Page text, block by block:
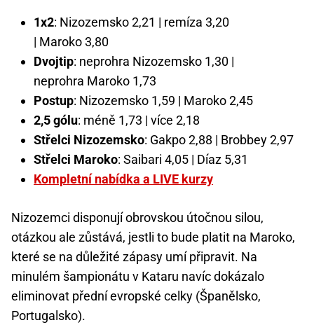
1x2: Nizozemsko 2,21 | remíza 3,20
| Maroko 3,80
Dvojtip: neprohra Nizozemsko 1,30 |
neprohra Maroko 1,73
Postup: Nizozemsko 1,59 | Maroko 2,45
2,5 gólu: méně 1,73 | více 2,18
Střelci Nizozemsko: Gakpo 2,88 | Brobbey 2,97
Střelci Maroko: Saibari 4,05 | Díaz 5,31
Kompletní nabídka a LIVE kurzy
Nizozemci disponují obrovskou útočnou silou,
otázkou ale zůstává, jestli to bude platit na Maroko,
které se na důležité zápasy umí připravit. Na
minulém šampionátu v Kataru navíc dokázalo
eliminovat přední evropské celky (Španělsko,
Portugalsko).